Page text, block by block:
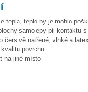
tepla, teplo by je mohlo
samolepy při kontaktu
čerstvě natřené, vlhké a
povrchu
na jiné místo